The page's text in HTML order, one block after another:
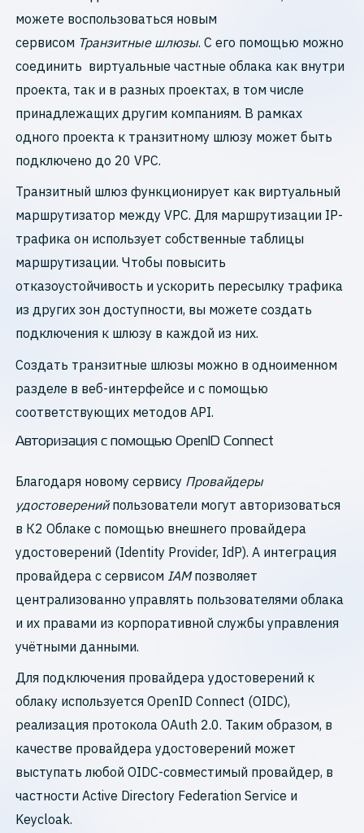
можете воспользоваться новым
сервисом Транзитные шлюзы. С его помощью можно
соединить виртуальные частные облака как внутри
проекта, так и в разных проектах, в том числе
принадлежащих другим компаниям. В рамках
одного проекта к транзитному шлюзу может быть
подключено до 20 VPC.
Транзитный шлюз функционирует как виртуальный
маршрутизатор между VPC. Для маршрутизации IP-
трафика он использует собственные таблицы
маршрутизации. Чтобы повысить
отказоустойчивость и ускорить пересылку трафика
из других зон доступности, вы можете создать
подключения к шлюзу в каждой из них.
Создать транзитные шлюзы можно в одноименном
разделе в веб-интерфейсе и с помощью
соответствующих методов API.
Авторизация с помощью OpenID Connect
Благодаря новому сервису Провайдеры
удостоверенийпользователи могут авторизоваться
в К2 Облаке с помощью внешнего провайдера
удостоверений (Identity Provider, IdP). А интеграция
провайдера с сервисом IAMпозволяет
централизованно управлять пользователями облака
и их правами из корпоративной службы управления
учётными данными.
Для подключения провайдера удостоверений к
облаку используется OpenID Connect (OIDC),
реализация протокола OAuth 2.0. Таким образом, в
качестве провайдера удостоверений может
выступать любой OIDC-совместимый провайдер, в
частности Active Directory Federation Service и
Keycloak.